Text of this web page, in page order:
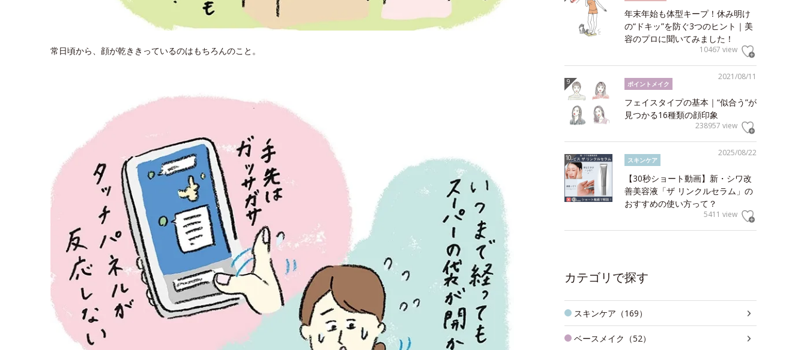
常日頃から、顔が乾ききっているのはもちろんのこと。
年末年始も体型キープ！休み明け
の“ドキッ”を防ぐ3つのヒント｜美
容のプロに聞いてみました！
10467 view
2021/08/11
ポイントメイク
フェイスタイプの基本｜“似合う”が
見つかる16種類の顔印象
238957 view
2025/08/22
スキンケア
【30秒ショート動画】新・シワ改
善美容液「ザ リンクルセラム」の
おすすめの使い方って？
5411 view
カテゴリで探す
スキンケア（169）
ベースメイク（52）